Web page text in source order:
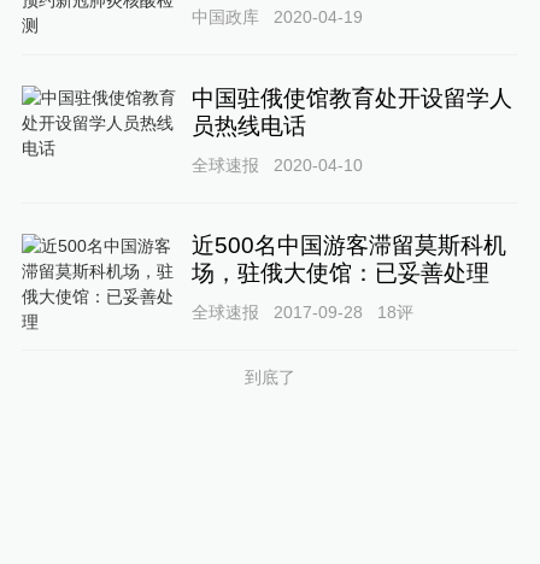
中国政库 2020-04-19
中国驻俄使馆教育处开设留学人
员热线电话
全球速报 2020-04-10
近500名中国游客滞留莫斯科机
场，驻俄大使馆：已妥善处理
全球速报 2017-09-28 18评
到底了